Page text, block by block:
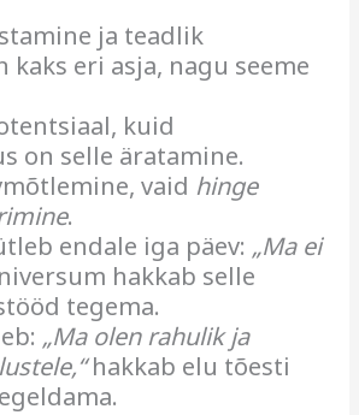
ja teadlik
kaks eri asja, nagu seeme
kuid
on selle äratamine.
vaid hinge
.
endale iga päev: „Ma ei
hakkab selle
tegema.
„Ma olen rahulik ja
hakkab elu tõesti